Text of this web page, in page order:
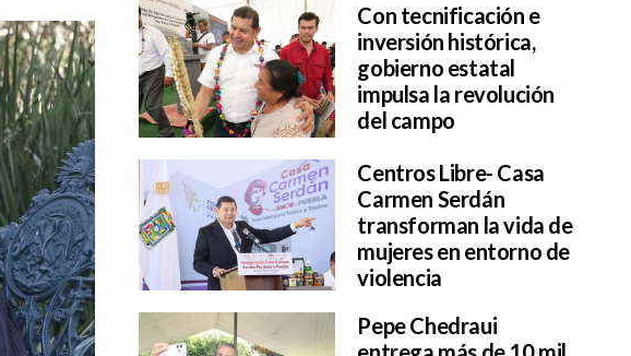
Con tecnificación e
inversión histórica,
gobierno estatal
impulsa la revolución
del campo
Centros Libre- Casa
Carmen Serdán
transforman la vida de
mujeres en entorno de
violencia
Pepe Chedraui